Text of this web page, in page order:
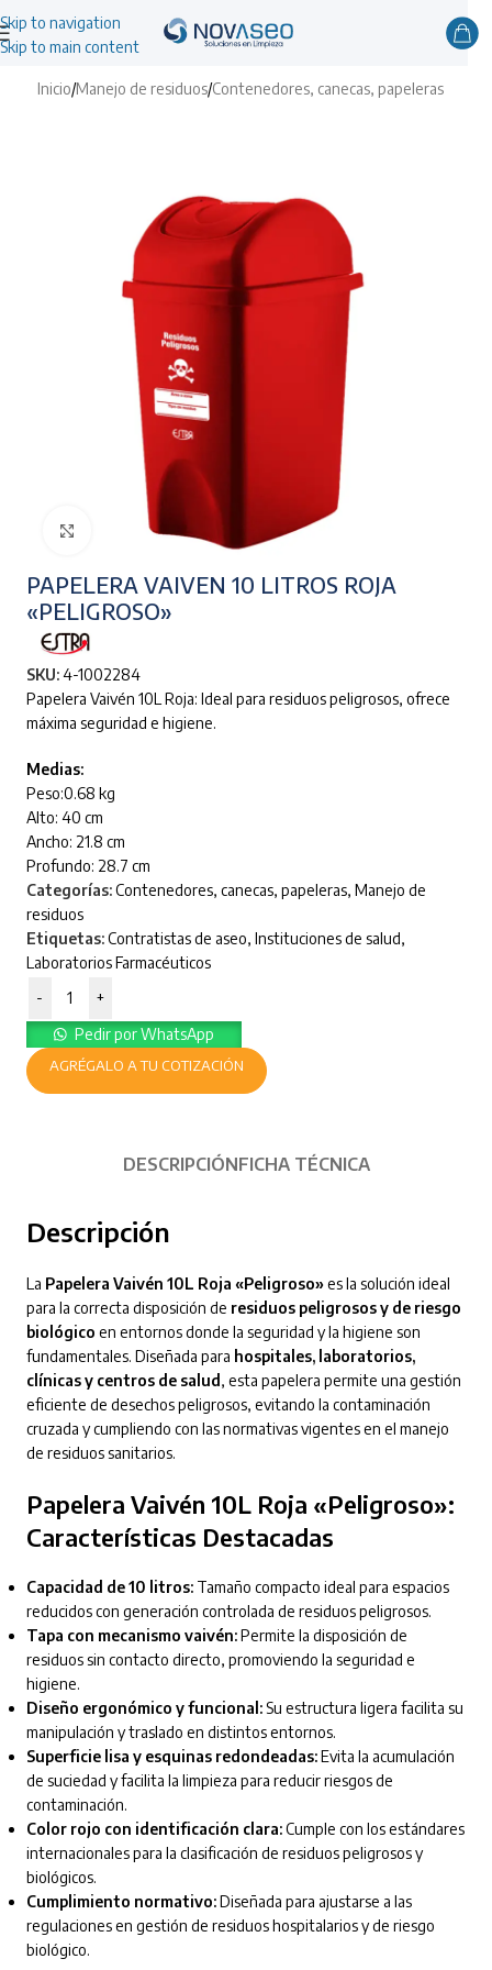
Skip to navigation
Skip to main content
Inicio/Manejo de residuos/Contenedores, canecas, papeleras
Clic para ampliar
PAPELERA VAIVEN 10 LITROS ROJA
«PELIGROSO»
SKU:4-1002284
Papelera Vaivén 10L Roja: Ideal para residuos peligrosos, ofrece
máxima seguridad e higiene.
Medias:
Peso:0.68 kg
Alto: 40 cm
Ancho: 21.8 cm
Profundo: 28.7 cm
Categorías:Contenedores, canecas, papeleras, Manejo de
residuos
Etiquetas:Contratistas de aseo, Instituciones de salud,
Laboratorios Farmacéuticos
-
+
Pedir por WhatsApp
AGRÉGALO A TU COTIZACIÓN
DESCRIPCIÓNFICHA TÉCNICA
Descripción
La Papelera Vaivén 10L Roja «Peligroso»es la solución ideal
para la correcta disposición de residuos peligrosos y de riesgo
biológico en entornos donde la seguridad y la higiene son
fundamentales. Diseñada para hospitales, laboratorios,
clínicas y centros de salud , esta papelera permite una gestión
eficiente de desechos peligrosos, evitando la contaminación
cruzada y cumpliendo con las normativas vigentes en el manejo
de residuos sanitarios.
Papelera Vaivén 10L Roja «Peligroso»:
Características Destacadas
Capacidad de 10 litros:Tamaño compacto ideal para espacios
reducidos con generación controlada de residuos peligrosos.
Tapa con mecanismo vaivén:Permite la disposición de
residuos sin contacto directo, promoviendo la seguridad e
higiene.
Diseño ergonómico y funcional:Su estructura ligera facilita su
manipulación y traslado en distintos entornos.
Superficie lisa y esquinas redondeadas:Evita la acumulación
de suciedad y facilita la limpieza para reducir riesgos de
contaminación.
Color rojo con identificación clara:Cumple con los estándares
internacionales para la clasificación de residuos peligrosos y
biológicos.
Cumplimiento normativo:Diseñada para ajustarse a las
regulaciones en gestión de residuos hospitalarios y de riesgo
biológico.